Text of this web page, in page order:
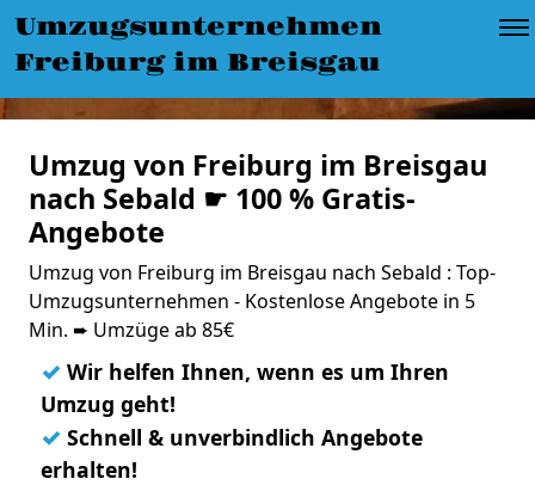
Umzugsunternehmen
Freiburg im Breisgau
Umzug von Freiburg im Breisgau
nach Sebald ☛ 100 % Gratis-
Angebote
Umzug von Freiburg im Breisgau nach Sebald : Top-
Umzugsunternehmen - Kostenlose Angebote in 5
Min. ➨ Umzüge ab 85€
✓ Wir helfen Ihnen, wenn es um Ihren
Umzug geht!
✓ Schnell & unverbindlich Angebote
erhalten!